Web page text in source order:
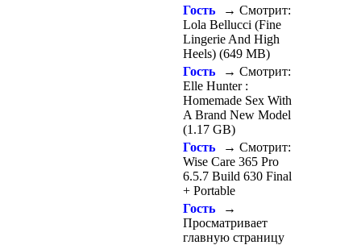
Гость
→ Смотрит:
Lola Bellucci (Fine
Lingerie And High
Heels) (649 MB)
Гость
→ Смотрит:
Elle Hunter :
Homemade Sex With
A Brand New Model
(1.17 GB)
Гость
→ Смотрит:
Wise Care 365 Pro
6.5.7 Build 630 Final
+ Portable
Гость
→
Просматривает
главную страницу